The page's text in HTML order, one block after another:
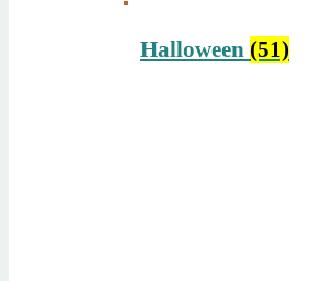
Halloween (51)